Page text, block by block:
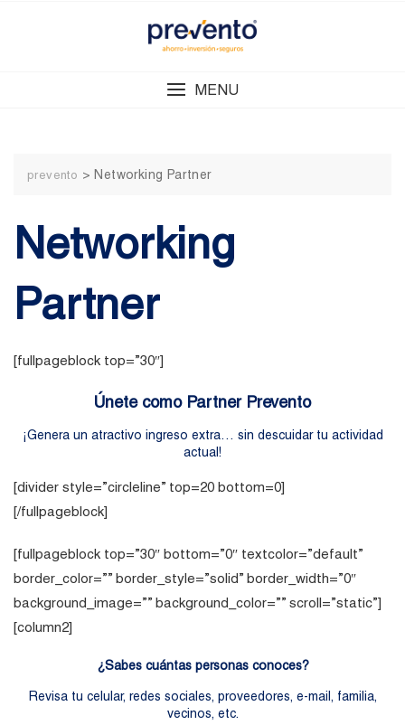
MENU
prevento > Networking Partner
Networking
Partner
[fullpageblock top=”30″]
Únete comoPartner Prevento
¡Genera un atractivo ingreso extra… sin descuidar tu actividad
actual!
[divider style=”circleline” top=20 bottom=0]
[/fullpageblock]
[fullpageblock top=”30″ bottom=”0″ textcolor=”default”
border_color=”” border_style=”solid” border_width=”0″
background_image=”” background_color=”” scroll=”static”]
[column2]
¿Sabes cuántas personas conoces?
Revisa tu celular, redes sociales, proveedores, e-mail, familia,
vecinos, etc.